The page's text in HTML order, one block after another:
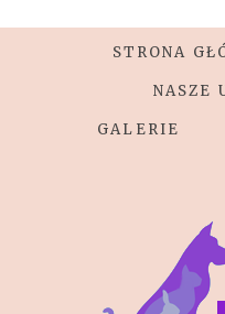
STRONA
NASZE
GALERIE